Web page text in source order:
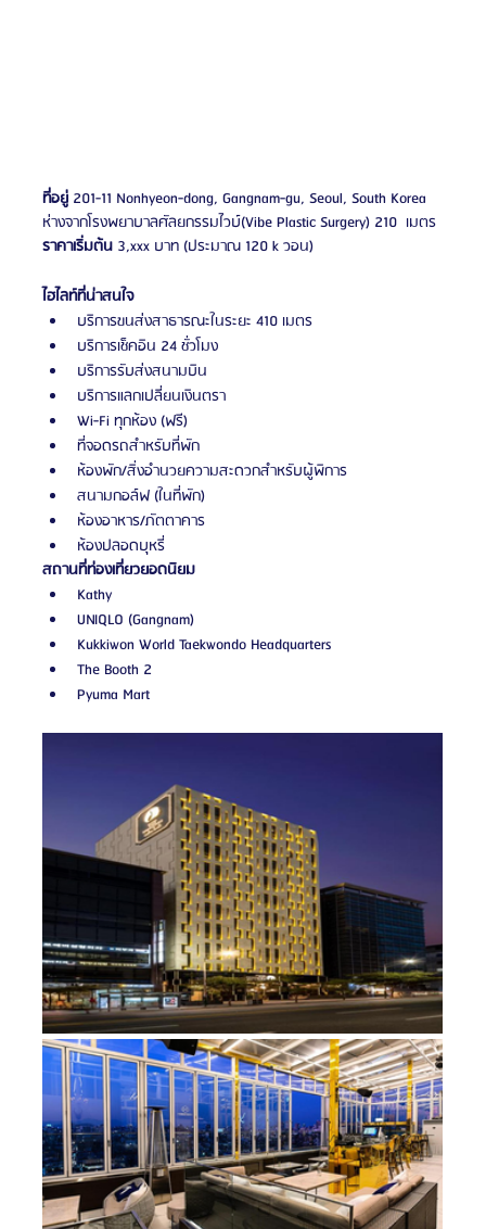
ที่อยู่ 201-11 Nonhyeon-dong, Gangnam-gu, Seoul, South Korea
ห่างจากโรงพยาบาลศัลยกรรมไวบ์(Vibe Plastic Surgery) 210  เมตร
ราคาเริ่มต้น 3,xxx บาท (ประมาณ 120 k วอน)
ไฮไลท์ที่น่าสนใจ
บริการขนส่งสาธารณะในระยะ 410 เมตร
บริการเช็คอิน 24 ชั่วโมง
บริการรับส่งสนามบิน
บริการแลกเปลี่ยนเงินตรา
Wi-Fi ทุกห้อง (ฟรี)
ที่จอดรถสำหรับที่พัก
ห้องพัก/สิ่งอำนวยความสะดวกสำหรับผู้พิการ
สนามกอล์ฟ (ในที่พัก)
ห้องอาหาร/ภัตตาคาร
ห้องปลอดบุหรี่
สถานที่ท่องเที่ยวยอดนิยม
Kathy
UNIQLO (Gangnam)
Kukkiwon World Taekwondo Headquarters
The Booth 2
Pyuma Mart